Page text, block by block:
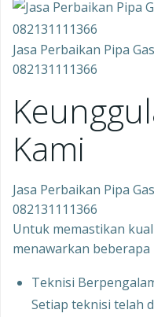
Jasa Perbaikan Pipa
082131111366
Kami
Jasa Perbaikan Pipa
082131111366
Untuk memastikan
menawarkan
Teknisi
Setiap teknisi telah